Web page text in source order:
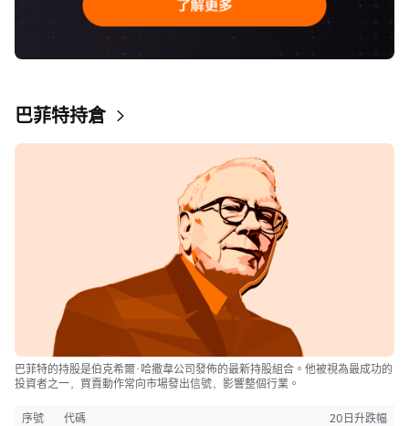
巴菲特持倉
巴菲特的持股是伯克希爾·哈撒韋公司發佈的最新持股組合。他被視為最成功的
投資者之一，買賣動作常向市場發出信號，影響整個行業。
序號 代碼 20日升跌幅